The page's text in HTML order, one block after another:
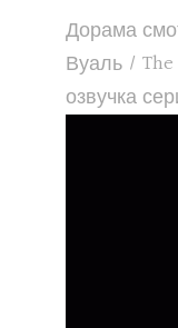
Дорама
Вуаль / The
озвучка